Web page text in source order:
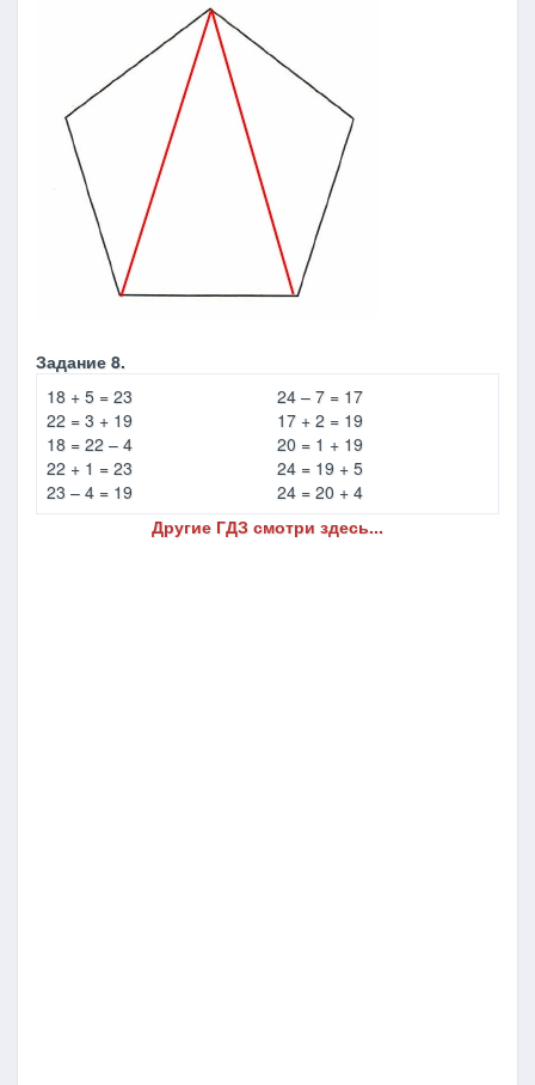
Задание 8.
18 + 5 = 23
22 = 3 + 19
18 = 22 – 4
22 + 1 = 23
23 – 4 = 19
24 – 7 = 17
17 + 2 = 19
20 = 1 + 19
24 = 19 + 5
24 = 20 + 4
Другие ГДЗ смотри здесь...